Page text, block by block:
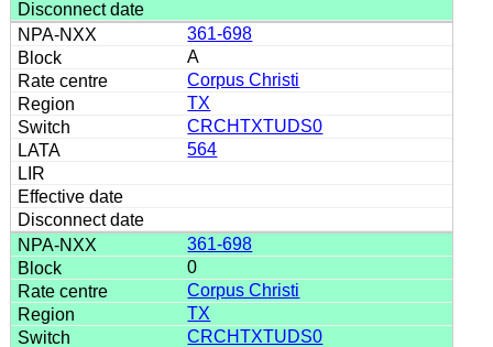
361-698
A
Corpus Christi
TX
CRCHTXTUDS0
564
361-698
0
Corpus Christi
TX
CRCHTXTUDS0